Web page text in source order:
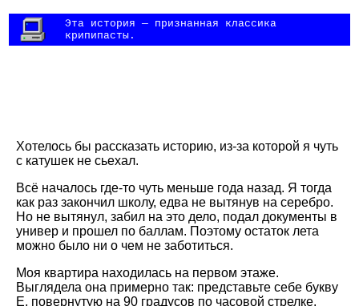
Эта история — признанная классика
крипипасты.
Хотелось бы рассказать историю, из-за которой я чуть
с катушек не сьехал.
Всё началось где-то чуть меньше года назад. Я тогда
как раз закончил школу, едва не вытянув на серебро.
Но не вытянул, забил на это дело, подал документы в
универ и прошел по баллам. Поэтому остаток лета
можно было ни о чем не заботиться.
Моя квартира находилась на первом этаже.
Выглядела она примерно так: представьте себе букву
Е, повернутую на 90 градусов по часовой стрелке.